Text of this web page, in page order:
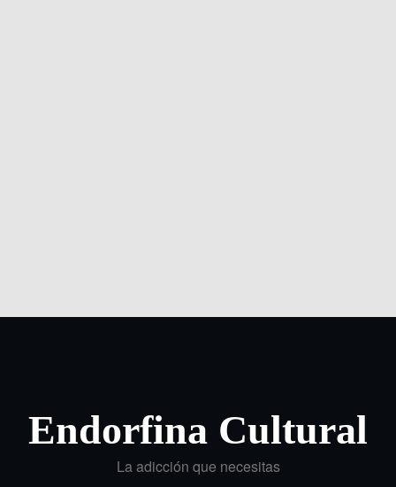
Endorfina Cultural
La adicción que necesitas